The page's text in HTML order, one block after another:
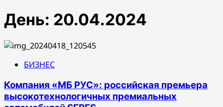
День: 20.04.2024
БИЗНЕС
Компания «МБ РУС»: российская премьера
высокотехнологичных премиальных